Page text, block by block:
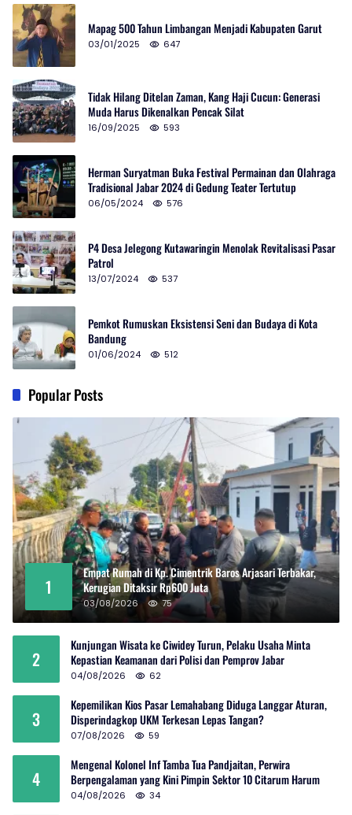
Mapag 500 Tahun Limbangan Menjadi Kabupaten Garut
03/01/2025 647
Tidak Hilang Ditelan Zaman, Kang Haji Cucun: Generasi
Muda Harus Dikenalkan Pencak Silat
16/09/2025 593
Herman Suryatman Buka Festival Permainan dan Olahraga
Tradisional Jabar 2024 di Gedung Teater Tertutup
06/05/2024 576
P4 Desa Jelegong Kutawaringin Menolak Revitalisasi Pasar
Patrol
13/07/2024 537
Pemkot Rumuskan Eksistensi Seni dan Budaya di Kota
Bandung
01/06/2024 512
Popular Posts
1
Empat Rumah di Kp. Cimentrik Baros Arjasari Terbakar,
Kerugian Ditaksir Rp600 Juta
03/08/2026 75
2
Kunjungan Wisata ke Ciwidey Turun, Pelaku Usaha Minta
Kepastian Keamanan dari Polisi dan Pemprov Jabar
04/08/2026 62
3
Kepemilikan Kios Pasar Lemahabang Diduga Langgar Aturan,
Disperindagkop UKM Terkesan Lepas Tangan?
07/08/2026 59
4
Mengenal Kolonel Inf Tamba Tua Pandjaitan, Perwira
Berpengalaman yang Kini Pimpin Sektor 10 Citarum Harum
04/08/2026 34